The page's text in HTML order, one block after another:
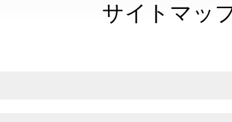
サイトマッ